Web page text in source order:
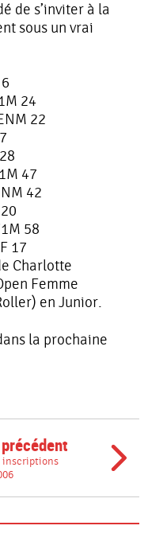
de s’inviter à la
sous un vrai
24
22
47
42
58
17
Charlotte
Femme
en Junior.
la prochaine
inscriptions